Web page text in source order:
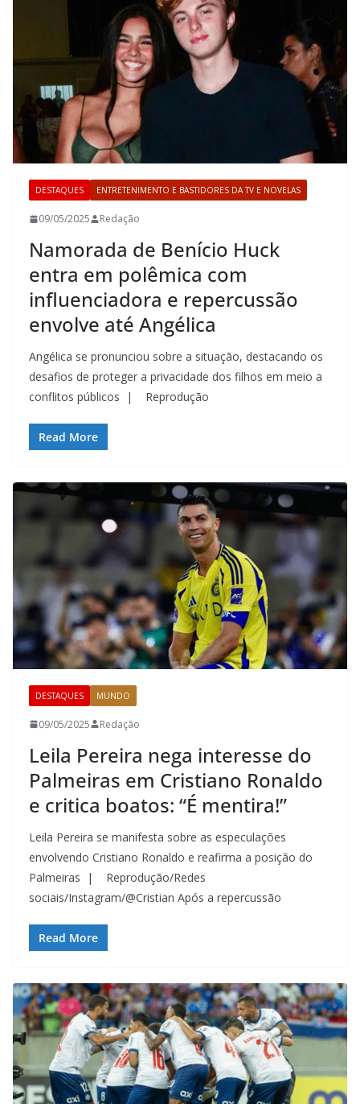
DESTAQUES ENTRETENIMENTO E BASTIDORES DA TV E NOVELAS
09/05/2025 Redação
Namorada de Benício Huck
entra em polêmica com
influenciadora e repercussão
envolve até Angélica
Angélica se pronunciou sobre a situação, destacando os
desafios de proteger a privacidade dos filhos em meio a
conflitos públicos | Reprodução
Read More
DESTAQUES MUNDO
09/05/2025 Redação
Leila Pereira nega interesse do
Palmeiras em Cristiano Ronaldo
e critica boatos: “É mentira!”
Leila Pereira se manifesta sobre as especulações
envolvendo Cristiano Ronaldo e reafirma a posição do
Palmeiras | Reprodução/Redes
sociais/Instagram/@Cristian Após a repercussão
Read More